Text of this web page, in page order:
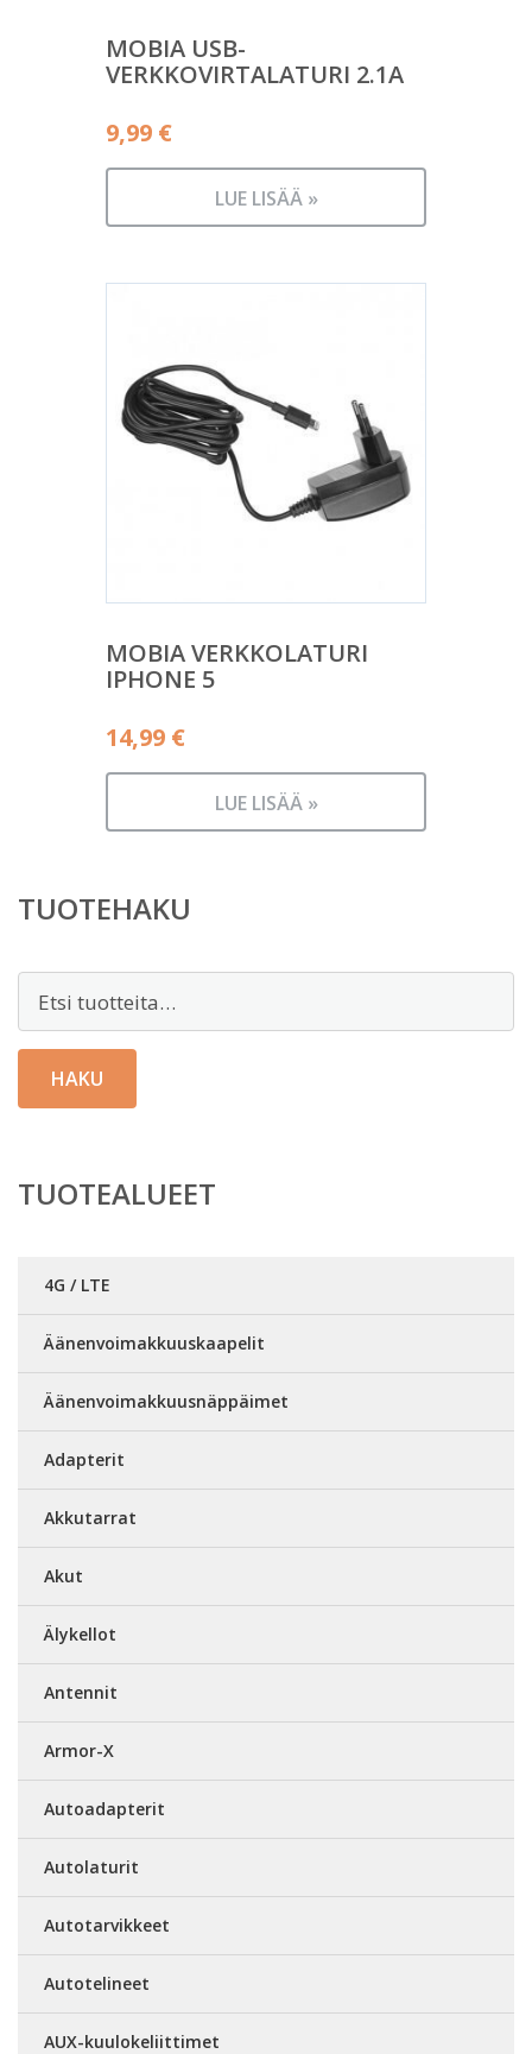
MOBIA USB-
VERKKOVIRTALATURI 2.1A
9,99 €
LUE LISÄÄ »
MOBIA VERKKOLATURI
IPHONE 5
14,99 €
LUE LISÄÄ »
TUOTEHAKU
HAKU
TUOTEALUEET
4G / LTE
Äänenvoimakkuuskaapelit
Äänenvoimakkuusnäppäimet
Adapterit
Akkutarrat
Akut
Älykellot
Antennit
Armor-X
Autoadapterit
Autolaturit
Autotarvikkeet
Autotelineet
AUX-kuulokeliittimet